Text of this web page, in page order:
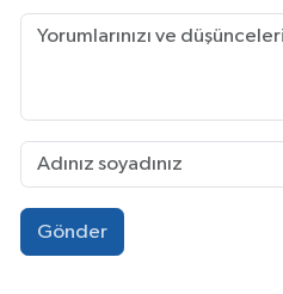
Gönder